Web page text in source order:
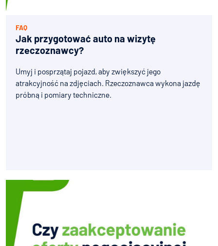
FAQ
Jak przygotować auto na wizytę
rzeczoznawcy?
Umyj i posprzątaj pojazd, aby zwiększyć jego
atrakcyjność na zdjęciach. Rzeczoznawca wykona jazdę
próbną i pomiary techniczne.